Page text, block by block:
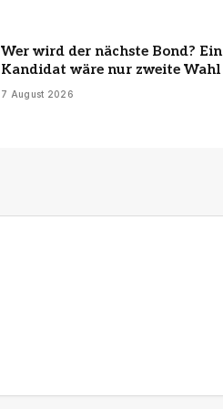
Wer wird der nächste Bond? Ein
Kandidat wäre nur zweite Wahl
7 August 2026